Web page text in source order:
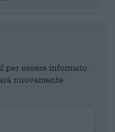
per essere informato
nuovamente